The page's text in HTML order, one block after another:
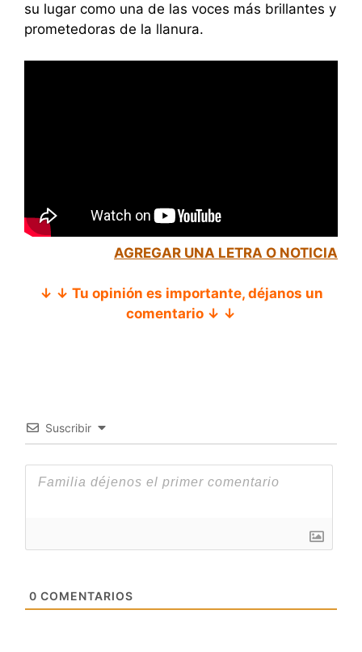
su lugar como una de las voces más brillantes y
prometedoras de la llanura.
AGREGAR UNA LETRA O NOTICIA
↓ ↓ Tu opinión es importante, déjanos un
comentario ↓ ↓
Suscribir
0 COMENTARIOS